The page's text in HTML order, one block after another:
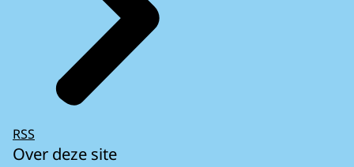
RSS
Over deze site